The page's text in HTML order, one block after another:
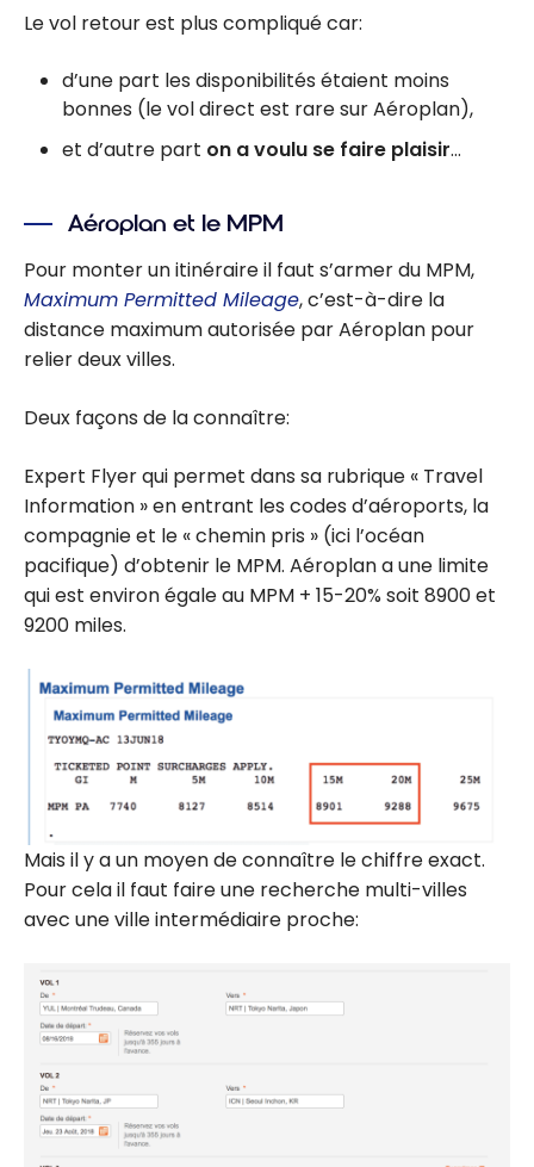
Le vol retour est plus compliqué car:
d’une part les disponibilités étaient moins
bonnes (le vol direct est rare sur Aéroplan),
et d’autre part on a voulu se faire plaisir…
Aéroplan et le MPM
Pour monter un itinéraire il faut s’armer du MPM,
Maximum Permitted Mileage, c’est-à-dire la
distance maximum autorisée par Aéroplan pour
relier deux villes.
Deux façons de la connaître:
Expert Flyer qui permet dans sa rubrique « Travel
Information » en entrant les codes d’aéroports, la
compagnie et le « chemin pris » (ici l’océan
pacifique) d’obtenir le MPM. Aéroplan a une limite
qui est environ égale au MPM + 15-20% soit 8900 et
9200 miles.
Mais il y a un moyen de connaître le chiffre exact.
Pour cela il faut faire une recherche multi-villes
avec une ville intermédiaire proche: